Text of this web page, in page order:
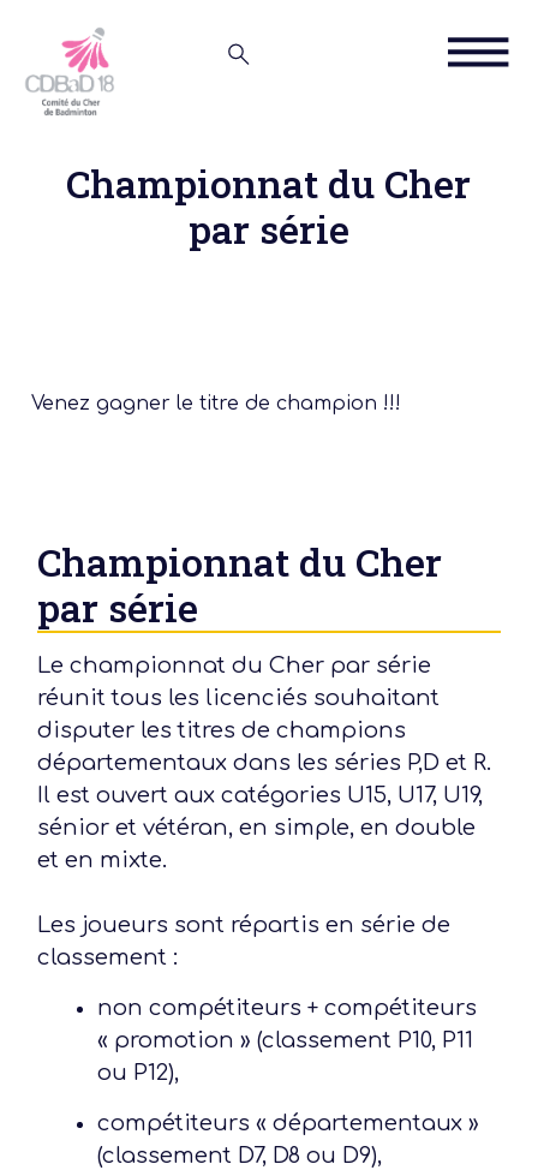
Championnat du Cher
par série
Venez gagner le titre de champion !!!
Championnat du Cher
par série
Le championnat du Cher par série
réunit tous les licenciés souhaitant
disputer les titres de champions
départementaux dans les séries P,D et R.
Il est ouvert aux catégories U15, U17, U19,
sénior et vétéran, en simple, en double
et en mixte.
Les joueurs sont répartis en série de
classement :
non compétiteurs + compétiteurs
« promotion » (classement P10, P11
ou P12),
compétiteurs « départementaux »
(classement D7, D8 ou D9),